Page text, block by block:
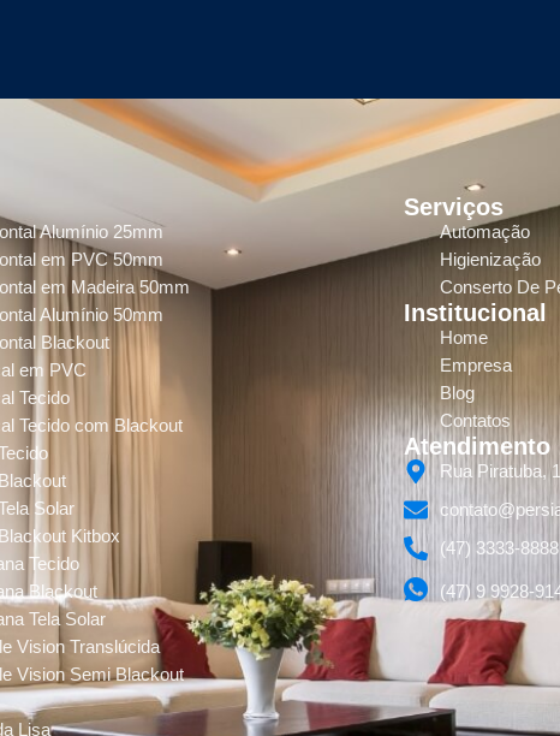
Alumínio 25mm
em PVC 50mm
em Madeira 50mm
Alumínio 50mm
Blackout
em PVC
Tecido
Tecido com Blackout
Solar
Kitbox
Tecido
Blackout
Tela Solar
Vision Translúcida
Vision Semi Blackout
Lisa
Serviços
Automação
Higienização
Conserto De
Institucional
Home
Empresa
Blog
Contatos
Atendimento
Rua Piratuba,
(47) 3333-8888
(47) 9 9928-